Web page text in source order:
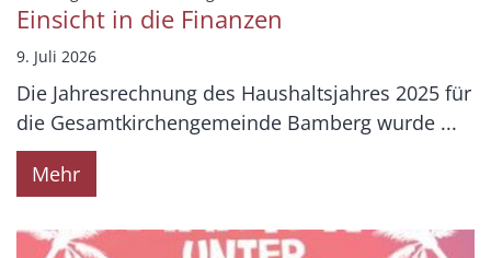
Einsicht in die Finanzen
9. Juli 2026
Die Jahresrechnung des Haushaltsjahres 2025 für
die Gesamtkirchengemeinde Bamberg wurde ...
Mehr